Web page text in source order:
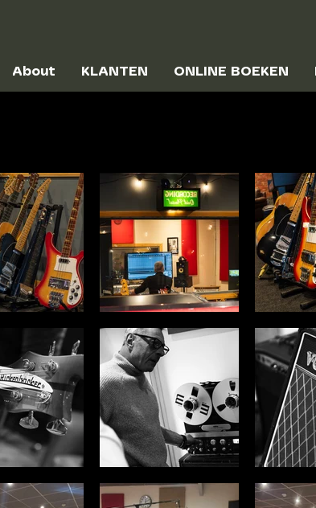
About KLANTEN ONLINE BOEKEN